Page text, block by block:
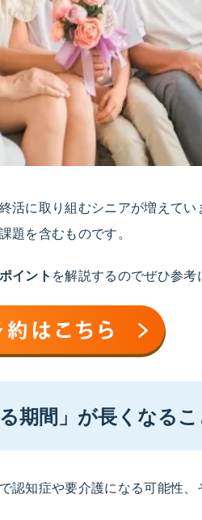
活に取り組むシニアが増えて
題を含むものです。
イント を解説するのでぜひ参考
る期間」が長くなる
認知症や要介護になる可能性